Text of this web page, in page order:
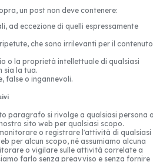
un post non deve contenere:
ad eccezione di quelli espressamente
che sono irrilevanti per il contenuto
o la proprietà intellettuale di qualsiasi
sia la tua.
false o ingannevoli.
paragrafo si rivolge a qualsiasi persona
sito web per qualsiasi scopo.
o registrare l'attività di qualsiasi
per alcun scopo, né assumiamo alcuna
o vigilare sulle attività correlate a
farlo senza preavviso e senza fornire